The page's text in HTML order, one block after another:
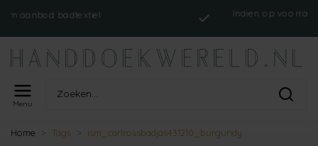
badtextiel
Indien op voorraad,
Menu
Home Tags ism_carlrossbadjas431210_burgundy